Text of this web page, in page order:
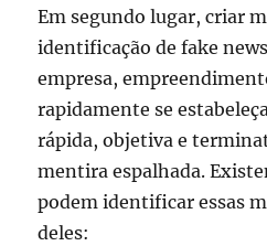
Em segundo lugar, criar
identificação de fake
empresa,
rapidamente se
rápida, objetiva e
mentira espalhada.
podem identificar essas
deles: